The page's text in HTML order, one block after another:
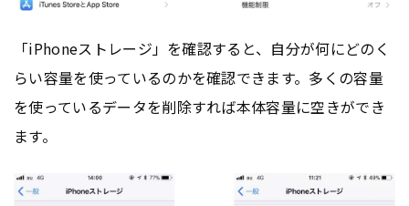
「iPhoneストレージ」を確認すると、自分が何にどのく
らい容量を使っているのかを確認できます。多くの容量
を使っているデータを削除すれば本体容量に空きができ
ます。